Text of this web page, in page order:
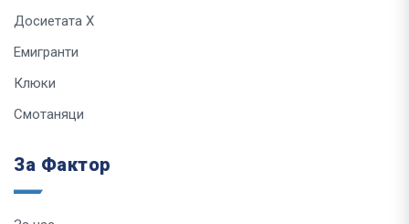
Досиетата Х
Емигранти
Клюки
Смотаняци
За Фактор